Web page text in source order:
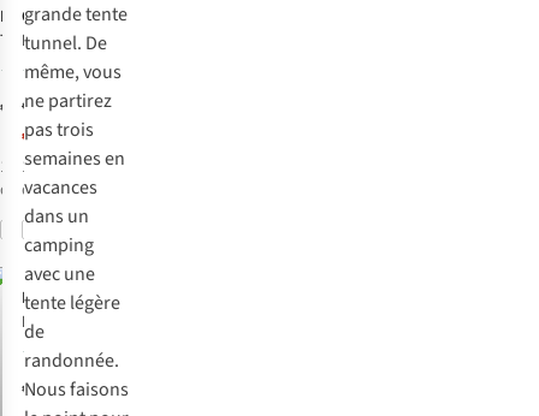
High Peak
Tente
Woodpecker 34
€199,95
1
couleur
disponible
Comparer
ColemanTente
Darwin 3+
Blackout
€199,95
€139,97
1couleur
disponible
Comparer
MSRTente
Freelite 2 V3
€540,00
grande tente
tunnel. De
même, vous
ne partirez
pas trois
semaines en
vacances
dans un
camping
avec une
tente légère
de
randonnée.
Nous faisons